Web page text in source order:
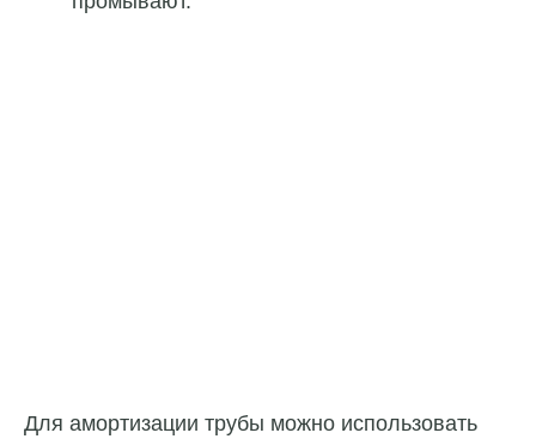
Для амортизации трубы можно использовать